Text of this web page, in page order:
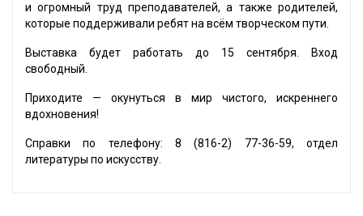
и огромный труд преподавателей, а также родителей,
которые поддерживали ребят на всём творческом пути.
Выставка будет работать до 15 сентября. Вход
свободный.
Приходите — окунуться в мир чистого, искреннего
вдохновения!
Справки по телефону: 8 (816-2) 77-36-59, отдел
литературы по искусству.